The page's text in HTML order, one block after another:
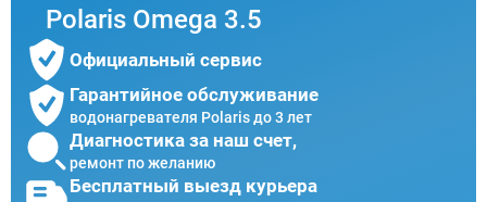
Polaris Omega 3.5
Официальный сервис
Гарантийное обслуживание
водонагревателя Polaris до 3 лет
Диагностика за наш счет,
ремонт по желанию
Бесплатный выезд курьера